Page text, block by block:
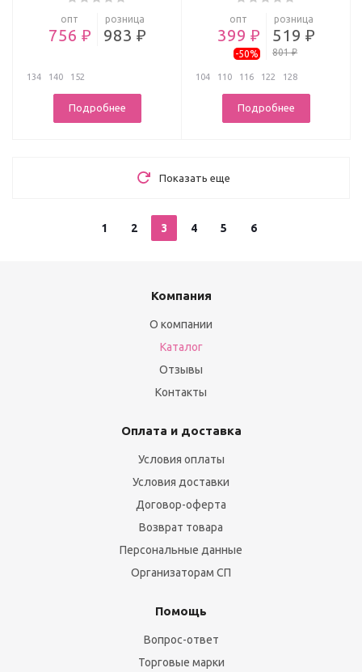
опт
756 ₽
розница
983 ₽
134 140 152
Подробнее
опт
399 ₽
-50%
розница
519 ₽
801 ₽
104 110 116 122 128
Подробнее
Показать еще
1 2 3 4 5 6
Компания
О компании
Каталог
Отзывы
Контакты
Оплата и доставка
Условия оплаты
Условия доставки
Договор-оферта
Возврат товара
Персональные данные
Организаторам СП
Помощь
Вопрос-ответ
Торговые марки